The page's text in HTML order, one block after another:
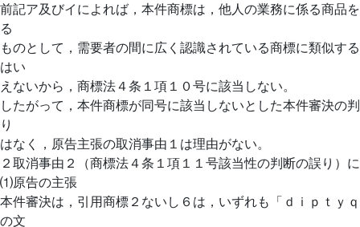
前記ア及びイによれば，本件商標は，他人の業務に係る商品
る
ものとして，需要者の間に広く認識されている商標に類似す
はい
えないから，商標法４条１項１０号に該当しない。
したがって，本件商標が同号に該当しないとした本件審決の
り
はなく，原告主張の取消事由１は理由がない。
２取消事由２（商標法４条１項１１号該当性の判断の誤り）
⑴原告の主張
本件審決は，引用商標２ないし６は，いずれも「ｄｉｐｔｙ
の文